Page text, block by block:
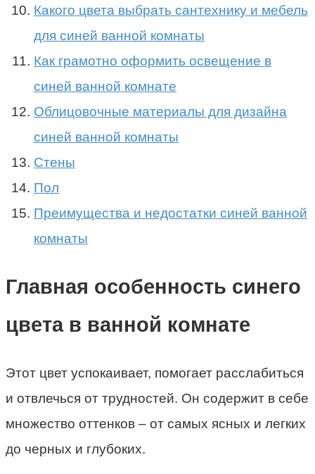
Какого цвета выбрать сантехнику и мебель
для синей ванной комнаты
Как грамотно оформить освещение в
синей ванной комнате
Облицовочные материалы для дизайна
синей ванной комнаты
Стены
Пол
Преимущества и недостатки синей ванной
комнаты
Главная особенность синего
цвета в ванной комнате
Этот цвет успокаивает, помогает расслабиться
и отвлечься от трудностей. Он содержит в себе
множество оттенков – от самых ясных и легких
до черных и глубоких.